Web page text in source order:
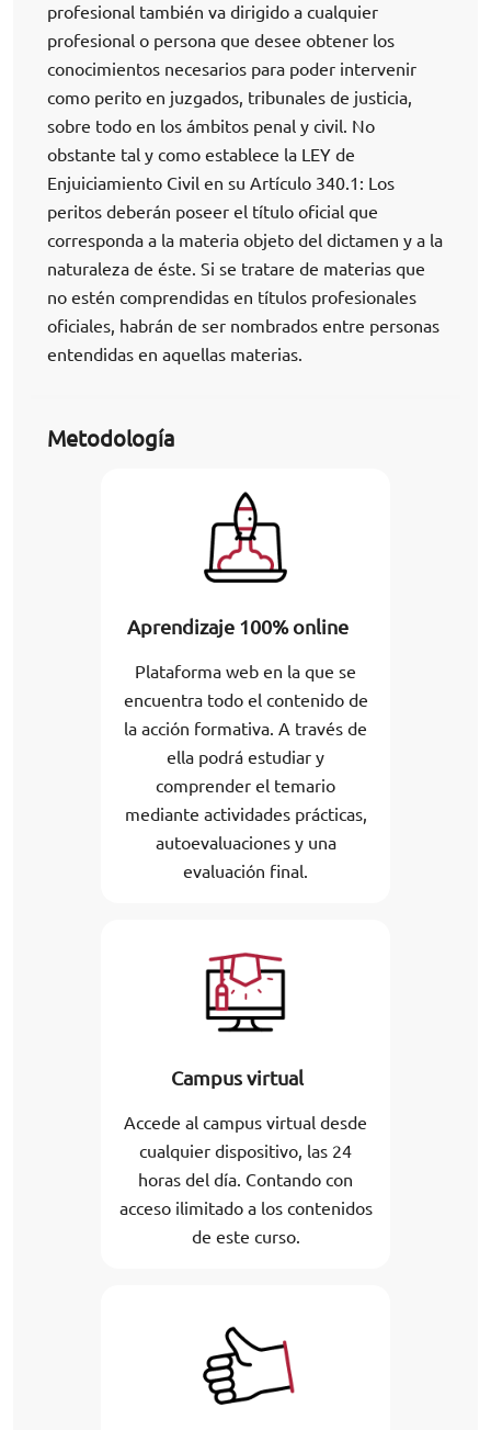
profesional también va dirigido a cualquier
profesional o persona que desee obtener los
conocimientos necesarios para poder intervenir
como perito en juzgados, tribunales de justicia,
sobre todo en los ámbitos penal y civil. No
obstante tal y como establece la LEY de
Enjuiciamiento Civil en su Artículo 340.1: Los
peritos deberán poseer el título oficial que
corresponda a la materia objeto del dictamen y a la
naturaleza de éste. Si se tratare de materias que
no estén comprendidas en títulos profesionales
oficiales, habrán de ser nombrados entre personas
entendidas en aquellas materias.
Metodología
Aprendizaje 100% online
Plataforma web en la que se
encuentra todo el contenido de
la acción formativa. A través de
ella podrá estudiar y
comprender el temario
mediante actividades prácticas,
autoevaluaciones y una
evaluación final.
Campus virtual
Accede al campus virtual desde
cualquier dispositivo, las 24
horas del día. Contando con
acceso ilimitado a los contenidos
de este curso.